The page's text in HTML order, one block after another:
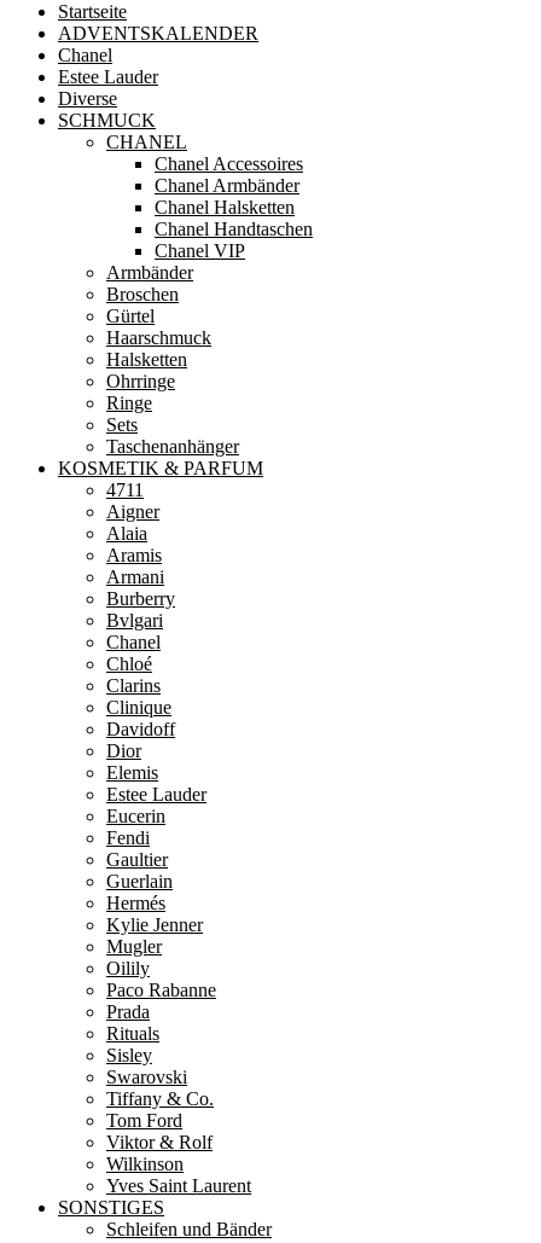
Startseite
ADVENTSKALENDER
Chanel
Estee Lauder
Diverse
SCHMUCK
CHANEL
Chanel Accessoires
Chanel Armbänder
Chanel Halsketten
Chanel Handtaschen
Chanel VIP
Armbänder
Broschen
Gürtel
Haarschmuck
Halsketten
Ohrringe
Ringe
Sets
Taschenanhänger
KOSMETIK & PARFUM
4711
Aigner
Alaia
Aramis
Armani
Burberry
Bvlgari
Chanel
Chloé
Clarins
Clinique
Davidoff
Dior
Elemis
Estee Lauder
Eucerin
Fendi
Gaultier
Guerlain
Hermés
Kylie Jenner
Mugler
Oilily
Paco Rabanne
Prada
Rituals
Sisley
Swarovski
Tiffany & Co.
Tom Ford
Viktor & Rolf
Wilkinson
Yves Saint Laurent
SONSTIGES
Schleifen und Bänder